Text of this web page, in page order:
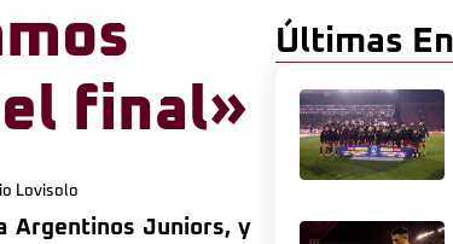
final»
Lovisolo
Argentinos Juniors, y
Últimas